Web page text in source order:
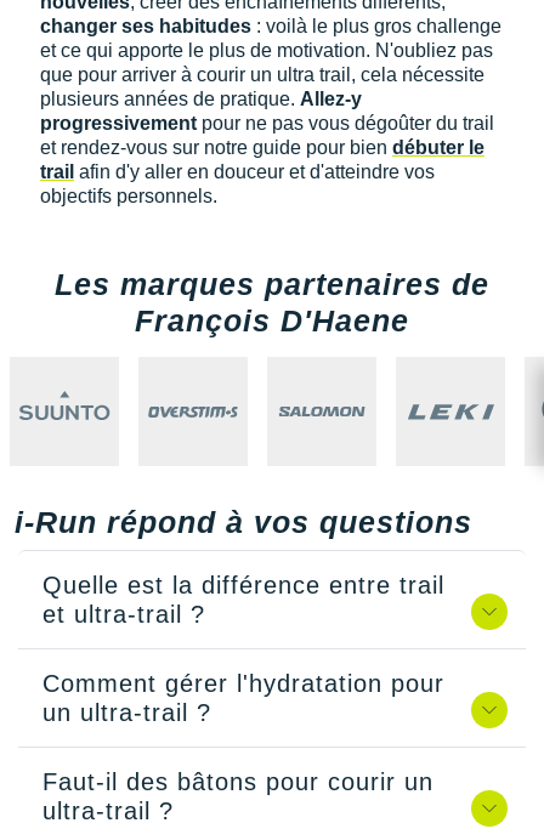
changer ses habitudes : voilà le plus gros challenge
et ce qui apporte le plus de motivation. N'oubliez pas
que pour arriver à courir un ultra trail, cela nécessite
plusieurs années de pratique. Allez-y
progressivement pour ne pas vous dégoûter du trail
et rendez-vous sur notre guide pour bien débuter le
trail afin d'y aller en douceur et d'atteindre vos
objectifs personnels.
Les marques partenaires de
François D'Haene
i-Run répond à vos questions
Quelle est la différence entre trail
et ultra-trail ?
Comment gérer l'hydratation pour
un ultra-trail ?
Faut-il des bâtons pour courir un
ultra-trail ?